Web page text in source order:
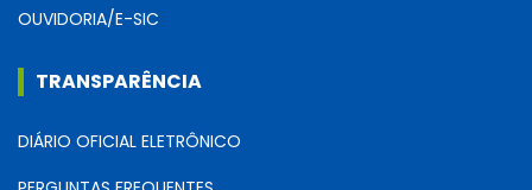
OUVIDORIA/E-SIC
TRANSPARÊNCIA
DIÁRIO OFICIAL ELETRÔNICO